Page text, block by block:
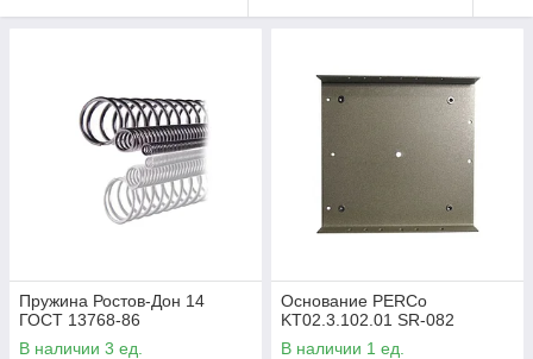
Пружина Ростов-Дон 14
ГОСТ 13768-86
В наличии 3 ед.
Основание PERCo
KT02.3.102.01 SR-082
В наличии 1 ед.